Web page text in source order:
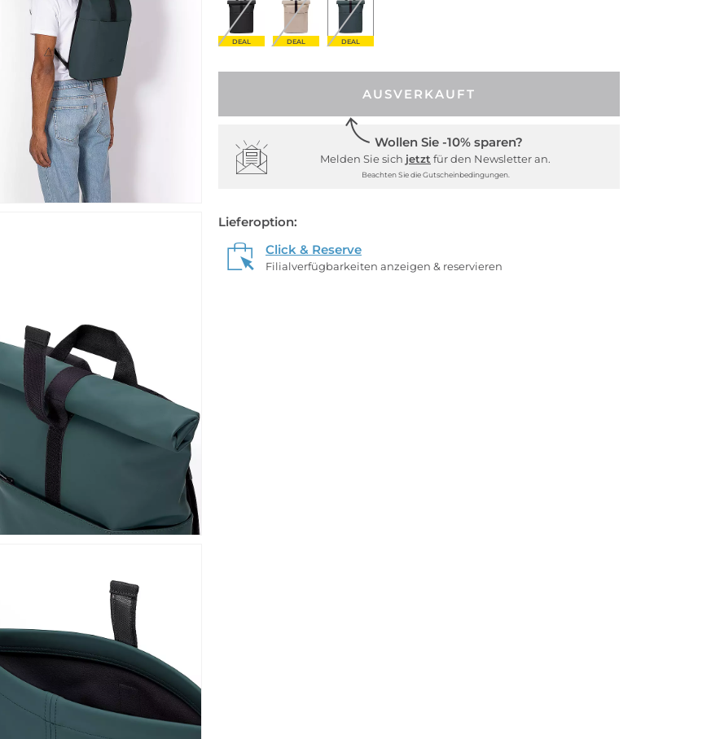
DEAL DEAL DEAL
AUSVERKAUFT
Wollen Sie -10% sparen?
Melden Sie sich jetzt für den Newsletter an.
Beachten Sie die Gutscheinbedingungen.
Lieferoption:
Click & Reserve
Filialverfügbarkeiten anzeigen & reservieren